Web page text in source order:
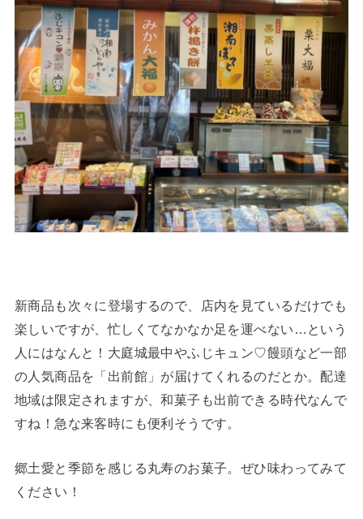
新商品も次々に登場するので、店内を見ているだけでも
楽しいですが、忙しくてなかなか足を運べない…という
人にはなんと！大庭城最中やふじキュン♡饅頭など一部
の人気商品を「出前館」が届けてくれるのだとか。配達
地域は限定されますが、和菓子も出前できる時代なんで
すね！急な来客時にも便利そうです。
郷土愛と季節を感じる丸寿のお菓子。ぜひ味わってみて
ください！